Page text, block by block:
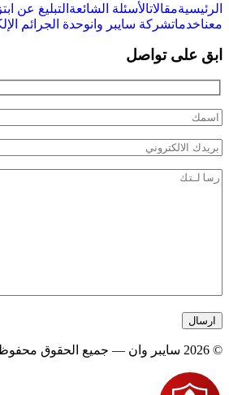
الرئيسيةمقالاتالأسئلة الشائعة التبليغ عن
معناخدماتشركة سايبر وانوحدة الجرائم
ابق على تواصل
© 2026 سايبر وان — جميع الحقوق محفوظة